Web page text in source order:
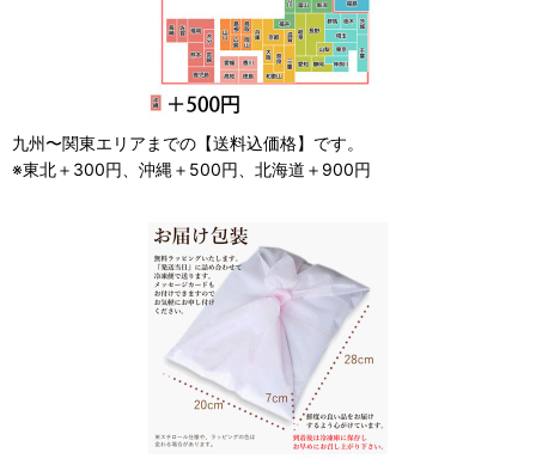
九州〜関東エリアまでの【送料込価格】です。
※東北＋300円、沖縄＋500円、北海道＋900円